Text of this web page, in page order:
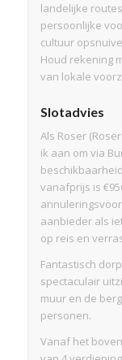
landelijke
persoonlijke
cultuur
Houd rekening
van lokale
Slotadvies
Als Roser
ik aan om via
vanafprijs is
aanbieder als
op reis en
Fantastisch
spectaculair
muur en de
personen.
Vanaf het